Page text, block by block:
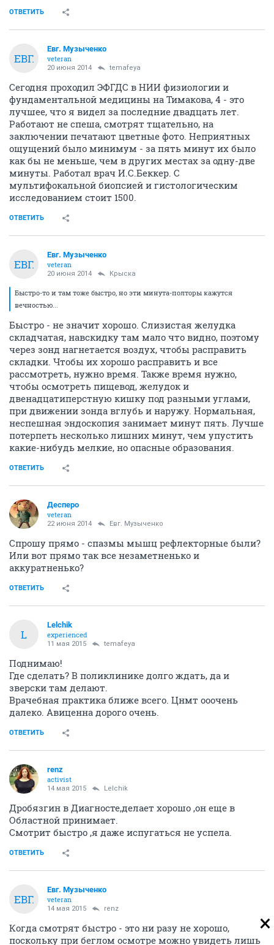
ОТВЕТИТЬ
ЕВГ.
Евг. Музыченко
veteran
20 июня 2014 temafeya
Сегодня проходил ЭФГДС в НИИ физиологии и
фундаментальной медицины на Тимакова, 4 - это
лучшее, что я видел за последние двадцать лет.
Работают не спеша, смотрят тщательно, на
заключении печатают цветные фото. Неприятных
ощущений было минимум - за пять минут их было
как бы не меньше, чем в других местах за одну-две
минуты. Работал врач И.С.Беккер. С
мультифокальной биопсией и гистологическим
исследованием стоит 1500.
ОТВЕТИТЬ
ЕВГ.
Евг. Музыченко
veteran
20 июня 2014 Крыска
Быстро-то и там тоже быстро, но эти минута-полторы кажутся
вечностью...
Быстро - не значит хорошо. Слизистая желудка
складчатая, навскидку там мало что видно, поэтому
через зонд нагнетается воздух, чтобы расправить
складки. Чтобы их хорошо расправить и все
рассмотреть, нужно время. Также время нужно,
чтобы осмотреть пищевод, желудок и
двенадцатиперстную кишку под разными углами,
при движении зонда вглубь и наружу. Нормальная,
неспешная эндоскопия занимает минут пять. Лучше
потерпеть несколько лишних минут, чем упустить
какие-нибудь мелкие, но опасные образования.
ОТВЕТИТЬ
Десперо
veteran
22 июня 2014 Евг. Музыченко
Спрошу прямо - спазмы мышц рефлекторные были?
Или вот прямо так все незаметненько и
аккуратненько?
ОТВЕТИТЬ
L
Lelchik
experienced
11 мая 2015 temafeya
Поднимаю!
Где сделать? В поликлинике долго ждать, да и
зверски там делают.
Врачебная практика ближе всего. Цнмт ооочень
далеко. Авиценна дорого очень.
ОТВЕТИТЬ
renz
activist
14 мая 2015 Lelchik
Дробязгин в Диагносте,делает хорошо ,он еще в
Областной принимает.
Смотрит быстро ,я даже испугаться не успела.
ОТВЕТИТЬ
ЕВГ.
Евг. Музыченко
veteran
14 мая 2015 renz
Когда смотрят быстро - это ни разу не хорошо,
поскольку при беглом осмотре можно увидеть лишь